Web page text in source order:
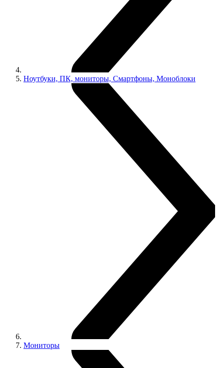
Ноутбуки, ПК, мониторы, Смартфоны, Моноблоки
Мониторы